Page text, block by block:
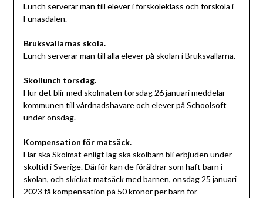
Lunch serverar man till elever i förskoleklass och förskola i
Funäsdalen.
Bruksvallarnas skola.
Lunch serverar man till alla elever på skolan i Bruksvallarna.
Skollunch torsdag.
Hur det blir med skolmaten torsdag 26 januari meddelar
kommunen till vårdnadshavare och elever på Schoolsoft
under onsdag.
Kompensation för matsäck.
Här ska Skolmat enligt lag ska skolbarn bli erbjuden under
skoltid i Sverige. Därför kan de föräldrar som haft barn i
skolan, och skickat matsäck med barnen, onsdag 25 januari
2023 få kompensation på 50 kronor per barn för